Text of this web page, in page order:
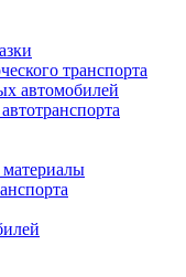
транспорта
автомобилей